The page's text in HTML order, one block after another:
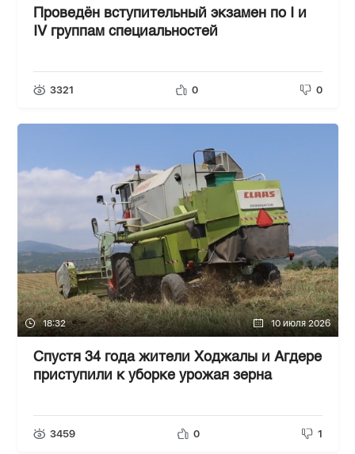
Проведён вступительный экзамен по I и
IV группам специальностей
3321 0 0
18:32 10 июля 2026
Спустя 34 года жители Ходжалы и Агдере
приступили к уборке урожая зерна
3459 0 1